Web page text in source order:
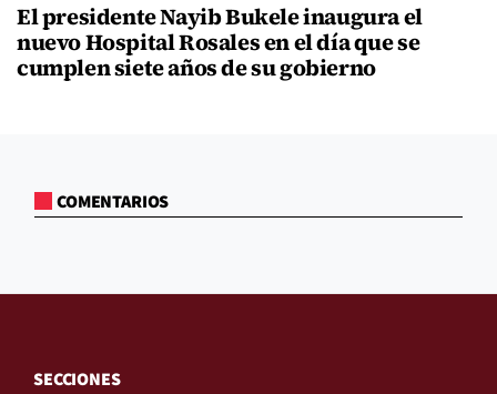
El presidente Nayib Bukele inaugura el
nuevo Hospital Rosales en el día que se
cumplen siete años de su gobierno
COMENTARIOS
SECCIONES